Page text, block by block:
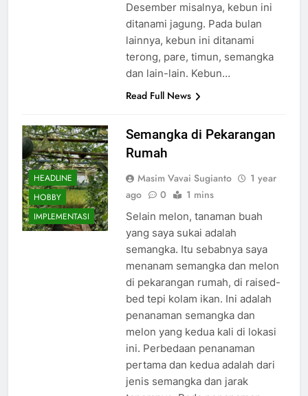
Desember misalnya, kebun ini
ditanami jagung. Pada bulan
lainnya, kebun ini ditanami
terong, pare, timun, semangka
dan lain-lain. Kebun…
Read Full News
HEADLINE
HOBBY
IMPLEMENTASI
Semangka di Pekarangan
Rumah
Masim Vavai Sugianto
1 year
ago
0 1 mins
Selain melon, tanaman buah
yang saya sukai adalah
semangka. Itu sebabnya saya
menanam semangka dan melon
di pekarangan rumah, di raised-
bed tepi kolam ikan. Ini adalah
penanaman semangka dan
melon yang kedua kali di lokasi
ini. Perbedaan penanaman
pertama dan kedua adalah dari
jenis semangka dan jarak